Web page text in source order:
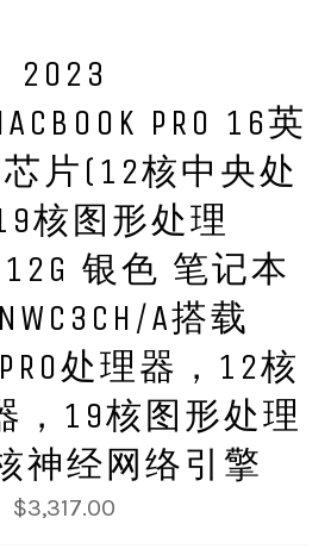
2023
PRO 16英
芯片(12核中央处
核图形处理
银色 笔记本
A搭载
处理器，12核
，19核图形处理
神经网络引擎
Regular
price
$3,317.00